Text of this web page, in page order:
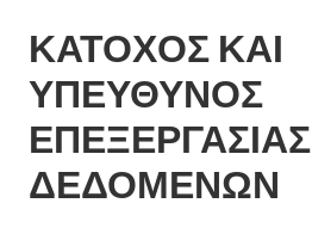
ΚΆΤΟΧΟΣ ΚΑΙ
ΥΠΕΎΘΥΝΟΣ
ΕΠΕΞΕΡΓΑΣΊΑΣ
ΔΕΔΟΜΈΝΩΝ